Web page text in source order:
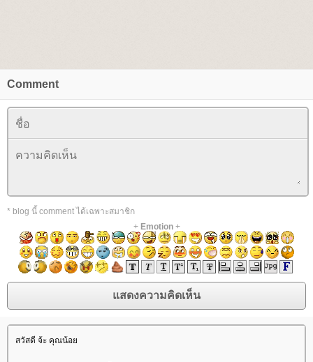
Comment
* blog นี้ comment ได้เฉพาะสมาชิก
+ Emotion+
สวัสดี จ้ะ คุณน้อ